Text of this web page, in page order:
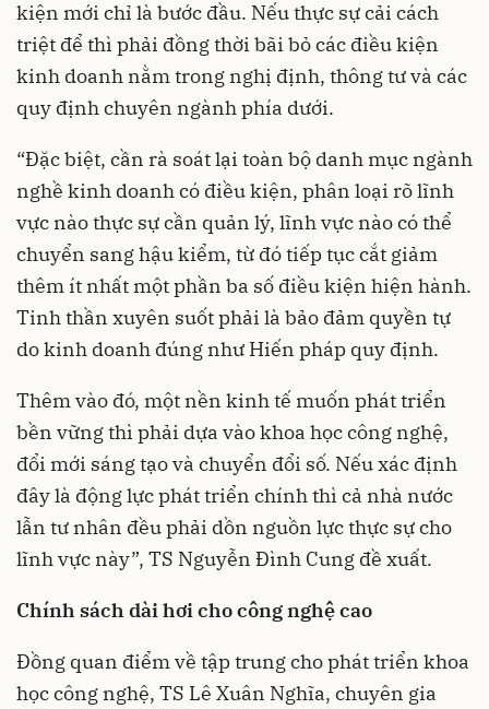
kiện mới chỉ là bước đầu. Nếu thực sự cải cách
triệt để thì phải đồng thời bãi bỏ các điều kiện
kinh doanh nằm trong nghị định, thông tư và các
quy định chuyên ngành phía dưới.
“Đặc biệt, cần rà soát lại toàn bộ danh mục ngành
nghề kinh doanh có điều kiện, phân loại rõ lĩnh
vực nào thực sự cần quản lý, lĩnh vực nào có thể
chuyển sang hậu kiểm, từ đó tiếp tục cắt giảm
thêm ít nhất một phần ba số điều kiện hiện hành.
Tinh thần xuyên suốt phải là bảo đảm quyền tự
do kinh doanh đúng như Hiến pháp quy định.
Thêm vào đó, một nền kinh tế muốn phát triển
bền vững thì phải dựa vào khoa học công nghệ,
đổi mới sáng tạo và chuyển đổi số. Nếu xác định
đây là động lực phát triển chính thì cả nhà nước
lẫn tư nhân đều phải dồn nguồn lực thực sự cho
lĩnh vực này”, TS Nguyễn Đình Cung đề xuất.
Chính sách dài hơi cho công nghệ cao
Đồng quan điểm về tập trung cho phát triển khoa
học công nghệ, TS Lê Xuân Nghĩa, chuyên gia